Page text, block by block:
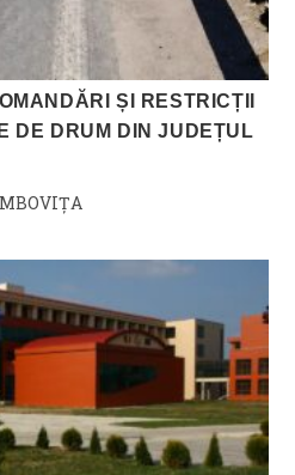
ȘI RESTRICȚII
DE DRUM DIN JUDEȚUL